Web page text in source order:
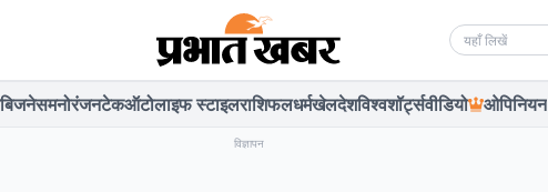
Search news
बिजनेसमनोरंजनटेकऑटोलाइफ स्टाइलराशिफलधर्मखेलदेशविश्वशॉर्ट्सवीडियो ओपिनियन
विज्ञापन